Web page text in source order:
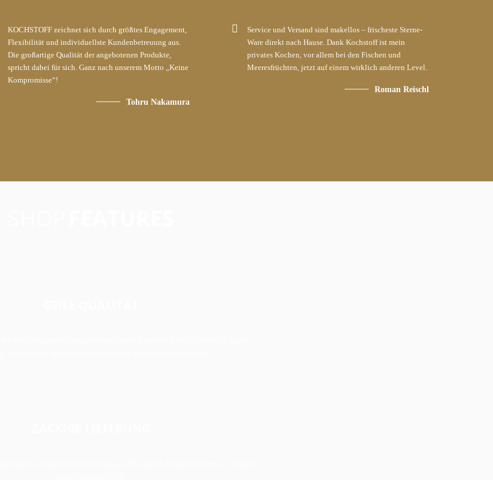
KOCHSTOFF zeichnet sich durch größtes Engagement,
Flexibilität und individuellste Kundenbetreuung aus.
Die großartige Qualität der angebotenen Produkte,
spricht dabei für sich. Ganz nach unserem Motto „Keine
Kompromisse“!
Tohru Nakamura
Service und Versand sind makellos – frischeste Sterne-
Ware direkt nach Hause. Dank Kochstoff ist mein
privates Kochen, vor allem bei den Fischen und
Meeresfrüchten, jetzt auf einem wirklich anderen Level.
Roman Reischl